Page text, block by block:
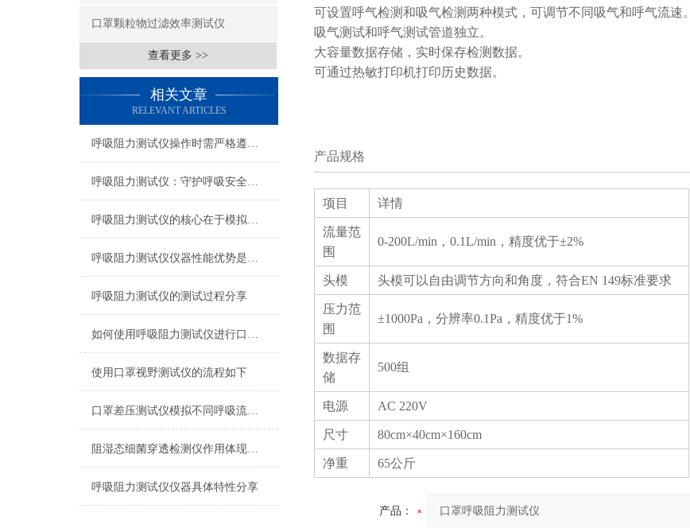
口罩颗粒物过滤效率测试仪
查看更多 >>
相关文章
RELEVANT ARTICLES
呼吸阻力测试仪操作时需严格遵循使用规程
呼吸阻力测试仪：守护呼吸安全的“生命线”标尺
呼吸阻力测试仪的核心在于模拟人体的呼吸动作
呼吸阻力测试仪仪器性能优势是什么?
呼吸阻力测试仪的测试过程分享
如何使用呼吸阻力测试仪进行口罩检测
使用口罩视野测试仪的流程如下
口罩差压测试仪模拟不同呼吸流量下的实际使用场景
阻湿态细菌穿透检测仪作用体现在两个方面
呼吸阻力测试仪仪器具体特性分享
可设置呼气检测和吸气检测两种模式，可调节不同吸气和呼气流速。
吸气测试和呼气测试管道独立。
大容量数据存储，实时保存检测数据。
可通过热敏打印机打印历史数据。
产品规格
项目 详情
流量范
围
0-200L/min，0.1L/min，精度优于±2%
头模 头模可以自由调节方向和角度，符合EN 149标准要求
压力范
围
±1000Pa，分辨率0.1Pa，精度优于1%
数据存
储
500组
电源 AC 220V
尺寸 80cm×40cm×160cm
净重 65公斤
产品：